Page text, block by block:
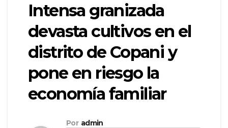
Intensa granizada
devasta cultivos en el
distrito de Copani y
pone en riesgo la
economía familiar
Por admin